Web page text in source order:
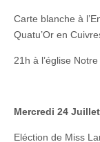
Carte blanche à
Quatu’Or en
21h à l’église
Mercredi 24
Eléction de Miss